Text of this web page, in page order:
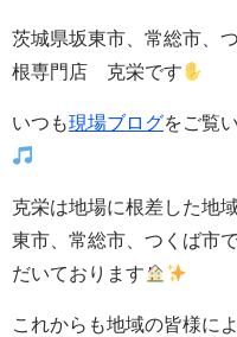
茨城県坂東市、常総市、
根専門店 克栄です
いつも現場ブログをご覧
克栄は地場に根差した地
東市、常総市、つくば市
だいております
これからも地域の皆様に